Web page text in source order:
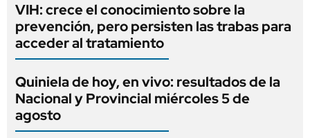
VIH: crece el conocimiento sobre la
prevención, pero persisten las trabas para
acceder al tratamiento
Quiniela de hoy, en vivo: resultados de la
Nacional y Provincial miércoles 5 de
agosto